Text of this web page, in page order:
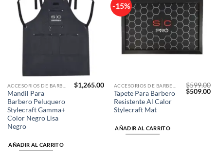
Añadir
a la
lista de
deseos
Mandil Para
Barbero Peluquero
Stylecraft Gamma+
Color Negro Lisa
Negro
$1,265.00
AÑADIR AL CARRITO
-15%
Añadir
a la
lista de
deseos
Tapete Para Barbero
Resistente Al Calor
Stylecraft Mat
$599.00
El
precio
$509.00El
AÑADIR AL CARRITO